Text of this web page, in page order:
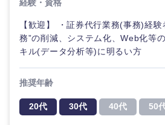
経験・資格
【歓迎】 ・証券代行業務(事務)経
務”の削減、システム化、Web化等
キル(データ分析等)に明るい方
推奨年齢
20代 30代 40代 50